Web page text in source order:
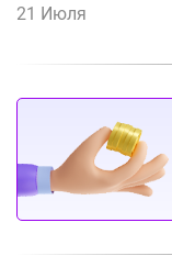
21 Июля